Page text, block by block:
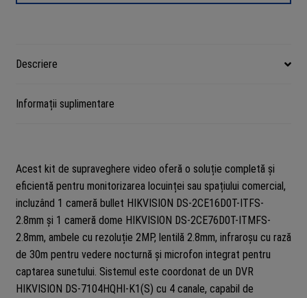
HD
4
Descriere
Informații suplimentare
Acest kit de supraveghere video oferă o soluție completă și
eficientă pentru monitorizarea locuinței sau spațiului comercial,
incluzând 1 cameră bullet HIKVISION DS-2CE16D0T-ITFS-
2.8mm și 1 cameră dome HIKVISION DS-2CE76D0T-ITMFS-
2.8mm, ambele cu rezoluție 2MP, lentilă 2.8mm, infraroșu cu rază
de 30m pentru vedere nocturnă și microfon integrat pentru
captarea sunetului. Sistemul este coordonat de un DVR
HIKVISION DS-7104HQHI-K1(S) cu 4 canale, capabil de